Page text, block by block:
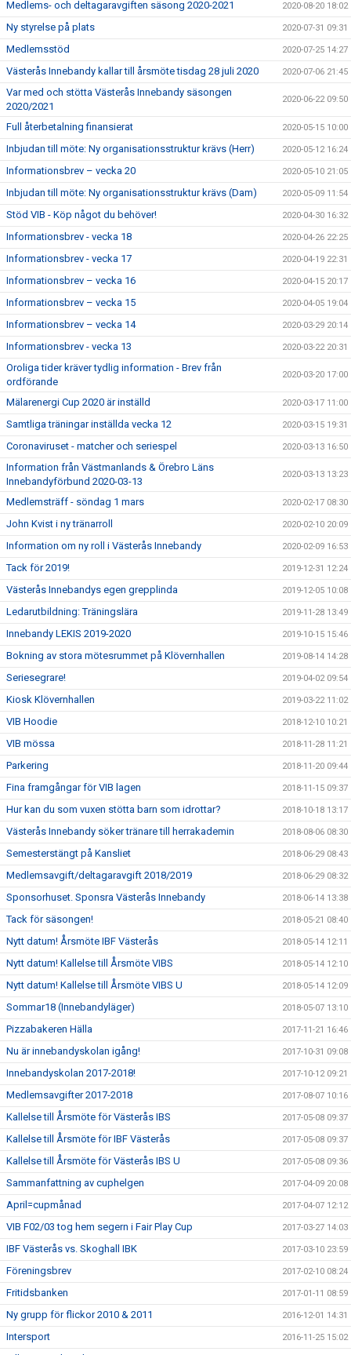
Medlems- och deltagaravgiften säsong 2020-2021 2020-08-20 18:02
Ny styrelse på plats 2020-07-31 09:31
Medlemsstöd 2020-07-25 14:27
Västerås Innebandy kallar till årsmöte tisdag 28 juli 2020 2020-07-06 21:45
Var med och stötta Västerås Innebandy säsongen
2020/2021
2020-06-22 09:50
Full återbetalning finansierat 2020-05-15 10:00
Inbjudan till möte: Ny organisationsstruktur krävs (Herr) 2020-05-12 16:24
Informationsbrev – vecka 20 2020-05-10 21:05
Inbjudan till möte: Ny organisationsstruktur krävs (Dam) 2020-05-09 11:54
Stöd VIB - Köp något du behöver! 2020-04-30 16:32
Informationsbrev - vecka 18 2020-04-26 22:25
Informationsbrev - vecka 17 2020-04-19 22:31
Informationsbrev – vecka 16 2020-04-15 20:17
Informationsbrev – vecka 15 2020-04-05 19:04
Informationsbrev – vecka 14 2020-03-29 20:14
Informationsbrev - vecka 13 2020-03-22 20:31
Oroliga tider kräver tydlig information - Brev från
ordförande
2020-03-20 17:00
Mälarenergi Cup 2020 är inställd 2020-03-17 11:00
Samtliga träningar inställda vecka 12 2020-03-15 19:31
Coronaviruset - matcher och seriespel 2020-03-13 16:50
Information från Västmanlands & Örebro Läns
Innebandyförbund 2020-03-13
2020-03-13 13:23
Medlemsträff - söndag 1 mars 2020-02-17 08:30
John Kvist i ny tränarroll 2020-02-10 20:09
Information om ny roll i Västerås Innebandy 2020-02-09 16:53
Tack för 2019! 2019-12-31 12:24
Västerås Innebandys egen grepplinda 2019-12-05 10:08
Ledarutbildning: Träningslära 2019-11-28 13:49
Innebandy LEKIS 2019-2020 2019-10-15 15:46
Bokning av stora mötesrummet på Klövernhallen 2019-08-14 14:28
Seriesegrare! 2019-04-02 09:54
Kiosk Klövernhallen 2019-03-22 11:02
VIB Hoodie 2018-12-10 10:21
VIB mössa 2018-11-28 11:21
Parkering 2018-11-20 09:44
Fina framgångar för VIB lagen 2018-11-15 09:37
Hur kan du som vuxen stötta barn som idrottar? 2018-10-18 13:17
Västerås Innebandy söker tränare till herrakademin 2018-08-06 08:30
Semesterstängt på Kansliet 2018-06-29 08:43
Medlemsavgift/deltagaravgift 2018/2019 2018-06-29 08:32
Sponsorhuset. Sponsra Västerås Innebandy 2018-06-14 13:38
Tack för säsongen! 2018-05-21 08:40
Nytt datum! Årsmöte IBF Västerås 2018-05-14 12:11
Nytt datum! Kallelse till Årsmöte VIBS 2018-05-14 12:10
Nytt datum! Kallelse till Årsmöte VIBS U 2018-05-14 12:09
Sommar18 (Innebandyläger) 2018-05-07 13:10
Pizzabakeren Hälla 2017-11-21 16:46
Nu är innebandyskolan igång! 2017-10-31 09:08
Innebandyskolan 2017-2018! 2017-10-12 09:21
Medlemsavgifter 2017-2018 2017-08-07 10:16
Kallelse till Årsmöte för Västerås IBS 2017-05-08 09:37
Kallelse till Årsmöte för IBF Västerås 2017-05-08 09:37
Kallelse till Årsmöte för Västerås IBS U 2017-05-08 09:36
Sammanfattning av cuphelgen 2017-04-09 20:08
April=cupmånad 2017-04-07 12:12
VIB F02/03 tog hem segern i Fair Play Cup 2017-03-27 14:03
IBF Västerås vs. Skoghall IBK 2017-03-10 23:59
Föreningsbrev 2017-02-10 08:24
Fritidsbanken 2017-01-11 08:59
Ny grupp för flickor 2010 & 2011 2016-12-01 14:31
Intersport 2016-11-25 15:02